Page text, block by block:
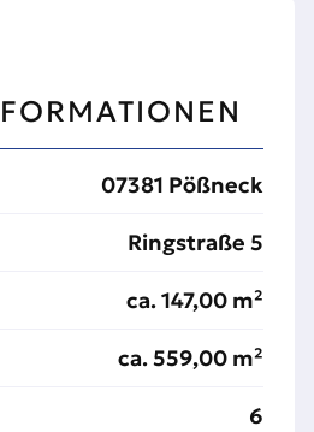
07381 Pößneck
Ringstraße 5
ca. 147,00 m²
ca. 559,00 m²
6